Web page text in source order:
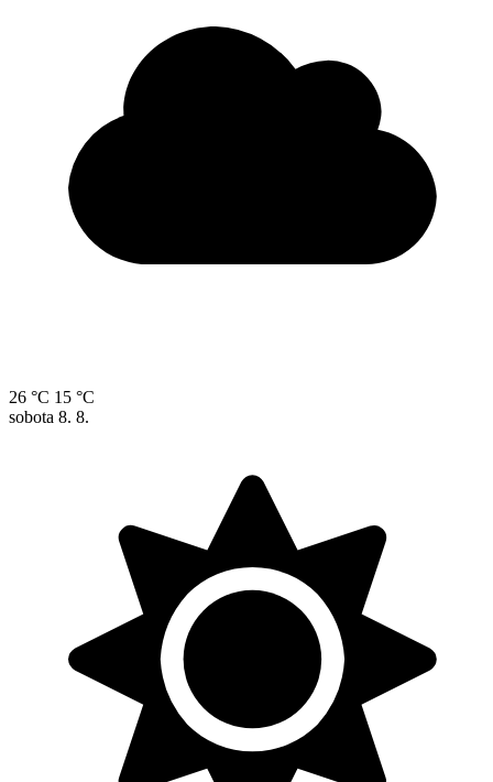
26 °C 15 °C
sobota 8. 8.